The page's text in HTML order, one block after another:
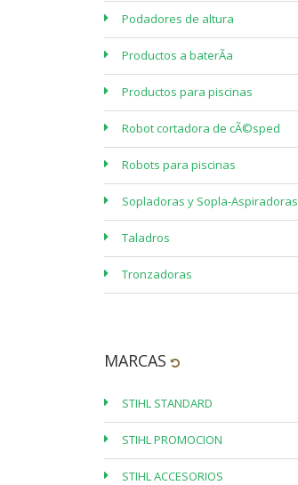
Podadores de altura
Productos a baterÃ­a
Productos para piscinas
Robot cortadora de cÃ©sped
Robots para piscinas
Sopladoras y Sopla-Aspiradoras
Taladros
Tronzadoras
MARCAS
STIHL STANDARD
STIHL PROMOCION
STIHL ACCESORIOS